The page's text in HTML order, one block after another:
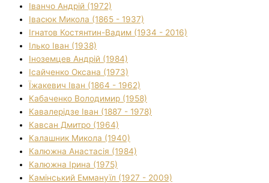
Іванчо Андрій (1972)
Івасюк Микола (1865 - 1937)
Ігнатов Костянтин-Вадим (1934 - 2016)
Ілько Іван (1938)
Іноземцев Андрій (1984)
Ісайченко Оксана (1973)
Їжакевич Іван (1864 - 1962)
Кабаченко Володимир (1958)
Кавалерідзе Іван (1887 - 1978)
Кавсан Дмитро (1964)
Калашник Микола (1940)
Калюжна Анастасія (1984)
Калюжна Ірина (1975)
Камінський Еммануїл (1927 - 2009)